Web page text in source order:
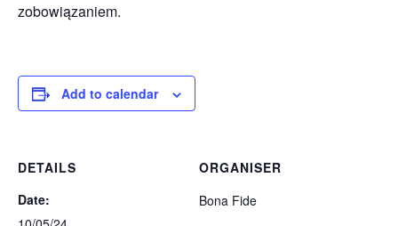
zobowiązaniem.
Add to calendar
DETAILS
Date:
ORGANISER
Bona Fide